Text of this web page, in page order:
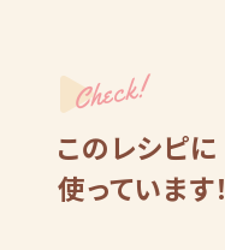
Check!
このレシピに
使っています！